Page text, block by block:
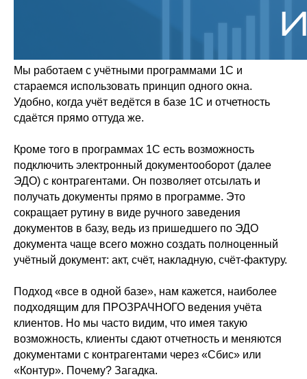
Мы работаем с учётными программами 1С и
стараемся использовать принцип одного окна.
Удобно, когда учёт ведётся в базе 1С и отчетность
сдаётся прямо оттуда же.
Кроме того в программах 1С есть возможность
подключить электронный документооборот (далее
ЭДО) с контрагентами. Он позволяет отсылать и
получать документы прямо в программе. Это
сокращает рутину в виде ручного заведения
документов в базу, ведь из пришедшего по ЭДО
документа чаще всего можно создать полноценный
учётный документ: акт, счёт, накладную, счёт-фактуру.
Подход «все в одной базе», нам кажется, наиболее
подходящим для ПРОЗРАЧНОГО ведения учёта
клиентов. Но мы часто видим, что имея такую
возможность, клиенты сдают отчетность и меняются
документами с контрагентами через «Сбис» или
«Контур». Почему? Загадка.